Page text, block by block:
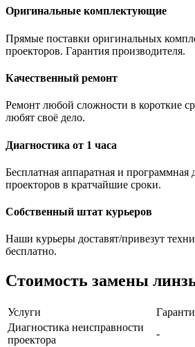
Оригинальные комплектующие
Прямые поставки оригинальных
проекторов. Гарантия производителя.
Качественный ремонт
Ремонт любой сложности в короткие
любят своё дело.
Диагностика от 1 часа
Бесплатная аппаратная и программная
проекторов в кратчайшие сроки.
Собственный штат курьеров
Наши курьеры доставят/привезут
бесплатно.
Стоимость замены
Услуги
Диагностика неисправности
проектора
-